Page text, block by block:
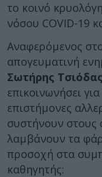
το κοινό
νόσου COVID-19
Αναφερόμενος
απογευματινή
Σωτήρης
επικοινωνήσει
επιστήμονες
συστήνουν στους
λαμβάνουν τα
προσοχή στα
καθηγητής: